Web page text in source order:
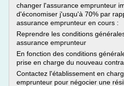
changer l'assurance emprunteur
d'économiser j'usqu'à 70% par
assurance emprunteur en cours :
Reprendre les conditions
assurance emprunteur
En fonction des conditions
prise en charge du nouveau
Contactez l'établissement en
emprunteur pour négocier une